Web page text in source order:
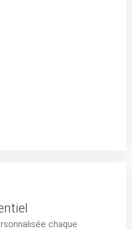
chaque